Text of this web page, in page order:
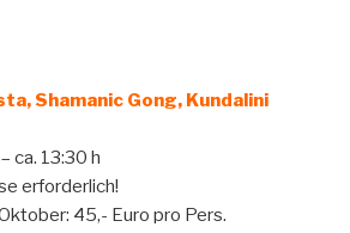
Shamanic Gong, Kundalini
ca. 13:30 h
erforderlich!
45,- Euro pro Pers.